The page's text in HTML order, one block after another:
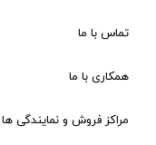
تماس با ما
همکاری با ما
مراکز فروش و نمایندگی ها